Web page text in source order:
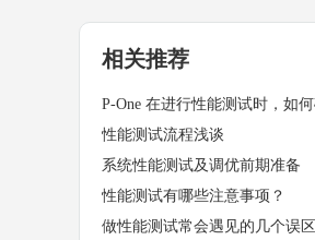
相关推荐
性能测试流程浅谈
系统性能测试及调优前期准备
性能测试有哪些注意事项？
做性能测试常会遇见的几个误区